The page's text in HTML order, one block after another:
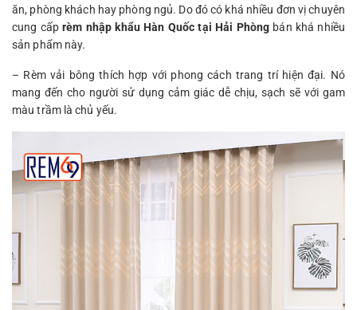
ăn, phòng khách hay phòng ngủ. Do đó có khá nhiều đơn vị chuyên
cung cấprèm nhập khẩu Hàn Quốc tại Hải Phòng bán khá nhiều
sản phẩm này.
– Rèm vải bông thích hợp với phong cách trang trí hiện đại. Nó
mang đến cho người sử dụng cảm giác dễ chịu, sạch sẽ với gam
màu trầm là chủ yếu.